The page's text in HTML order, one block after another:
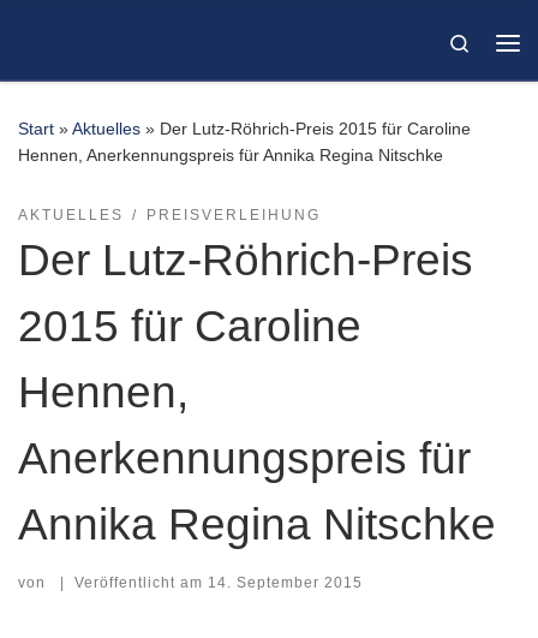
Search
Start »Aktuelles » Der Lutz-Röhrich-Preis 2015 für Caroline
Hennen, Anerkennungspreis für Annika Regina Nitschke
AKTUELLES PREISVERLEIHUNG
Der Lutz-Röhrich-Preis
2015 für Caroline
Hennen,
Anerkennungspreis für
Annika Regina Nitschke
von | Veröffentlicht am 14. September 2015